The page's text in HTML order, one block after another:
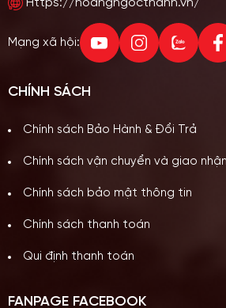
Mạng xã hội:
CHÍNH SÁCH
Chính sách Bảo Hành & Đổi Trả
Chính sách vận chuyển và giao nhận
Chính sách bảo mật thông tin
Chính sách thanh toán
Qui định thanh toán
FANPAGE FACEBOOK